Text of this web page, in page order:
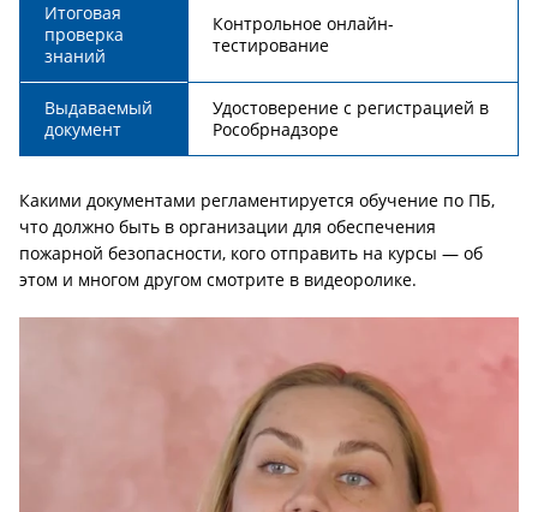
Итоговая
проверка
знаний
Контрольное онлайн-
тестирование
Выдаваемый
документ
Удостоверение с регистрацией в
Рособрнадзоре
Какими документами регламентируется обучение по ПБ,
что должно быть в организации для обеспечения
пожарной безопасности, кого отправить на курсы — об
этом и многом другом смотрите в видеоролике.